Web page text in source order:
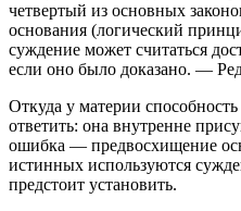
четвертый из основных
основания (логический
суждение может считаться
если оно было доказано. —
Откуда у материи
ответить: она внутренне
ошибка — предвосхищение
истинных используются
предстоит установить.